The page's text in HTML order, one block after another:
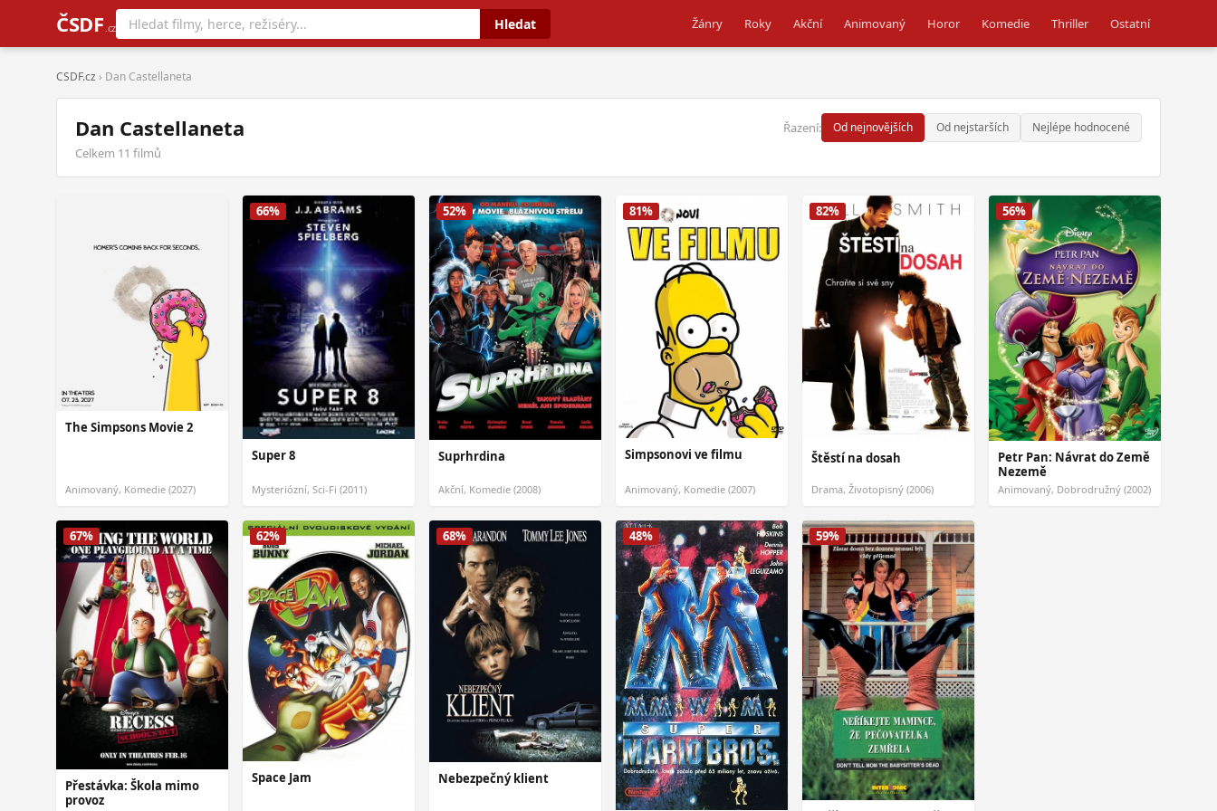
ČSDF .cz Hledat Žánry Roky Akční Animovaný Horor Komedie Thriller Ostatní
CSDF.cz › Dan Castellaneta
Dan Castellaneta
Celkem 11 filmů
Řazení: Od nejnovějších Od nejstarších Nejlépe hodnocené
The Simpsons Movie 2
Animovaný, Komedie (2027)
66%
Super 8
Mysteriózní, Sci-Fi (2011)
52%
Suprhrdina
Akční, Komedie (2008)
81%
Simpsonovi ve filmu
Animovaný, Komedie (2007)
82%
Štěstí na dosah
Drama, Životopisný (2006)
56%
Petr Pan: Návrat do Země
Nezemě
Animovaný, Dobrodružný (2002)
67%
Přestávka: Škola mimo
provoz
62%
Space Jam
68%
Nebezpečný klient
48% 59%